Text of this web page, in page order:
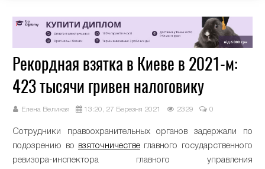
Рекордная взятка в Киеве в 2021-м:
423 тысячи гривен налоговику
Елена Великая 13:20, 27 Березня 2021 2329 0
Сотрудники правоохранительных органов задержали по
подозрению во взяточничестве главного государственного
ревизора-инспектора главного управления